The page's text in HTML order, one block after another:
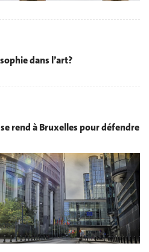
dans l’art?
rend à Bruxelles pour défendre